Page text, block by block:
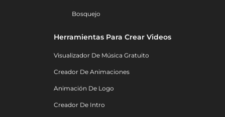
Bosquejo
Herramientas Para Crear Videos
Visualizador De Música Gratuito
Creador De Animaciones
Animación De Logo
Creador De Intro